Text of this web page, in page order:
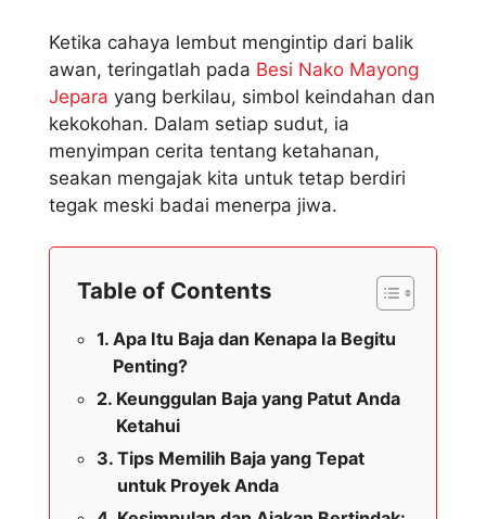
Ketika cahaya lembut mengintip dari balik
awan, teringatlah pada Besi Nako Mayong
Jepara yang berkilau, simbol keindahan dan
kekokohan. Dalam setiap sudut, ia
menyimpan cerita tentang ketahanan,
seakan mengajak kita untuk tetap berdiri
tegak meski badai menerpa jiwa.
Table of Contents
Apa Itu Baja dan Kenapa Ia Begitu
Penting?
Keunggulan Baja yang Patut Anda
Ketahui
Tips Memilih Baja yang Tepat
untuk Proyek Anda